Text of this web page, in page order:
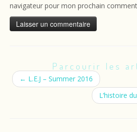
navigateur pour mon prochain
Parcourir les
← L.E.J – Summer 2016
L’histoire